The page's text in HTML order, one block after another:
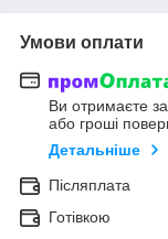
Умови оплати
Ви отримаєте
або гроші
Детальніше
Післяплата
Готівкою